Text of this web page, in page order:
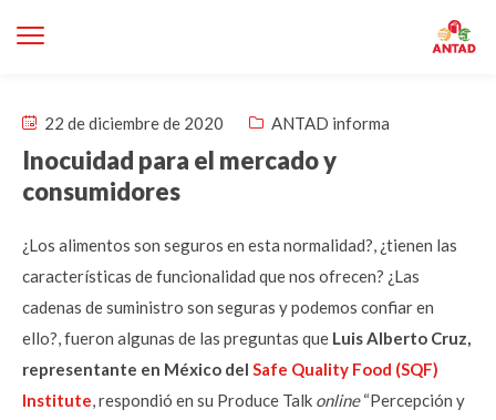
22 de diciembre de 2020 ANTAD informa
Inocuidad para el mercado y
consumidores
¿Los alimentos son seguros en esta normalidad?, ¿tienen las
características de funcionalidad que nos ofrecen? ¿Las
cadenas de suministro son seguras y podemos confiar en
ello?, fueron algunas de las preguntas que Luis Alberto Cruz​,
representante en México​ del Safe Quality Food (SQF)
Institute​, respondió en su Produce Talk online“Percepción y